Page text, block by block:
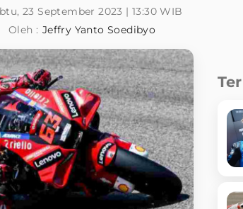
23 September 2023 | 13:30 WIB
Oleh : Jeffry Yanto Soedibyo